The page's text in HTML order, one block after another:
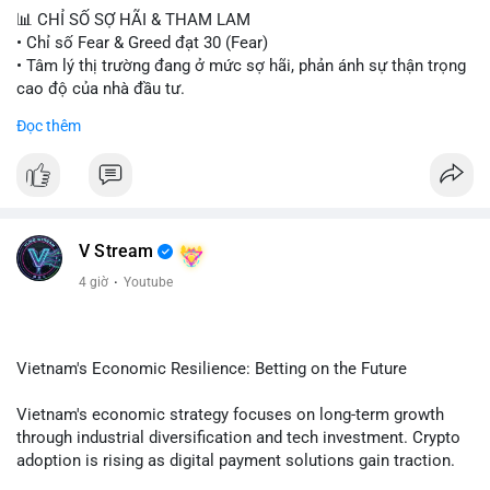
📊 CHỈ SỐ SỢ HÃI & THAM LAM
• Chỉ số Fear & Greed đạt 30 (Fear)
• Tâm lý thị trường đang ở mức sợ hãi, phản ánh sự thận trọng
cao độ của nhà đầu tư.
📈 XU HƯỚNG TÌM KIẾM & THẢO LUẬN
CASHCAT, CRO.
• Google Trends Việt Nam: Giá vàng thế giới, Giải bóng đá
Ngoại hạng Anh, Tin 24h, Trường đại học.
hơn nhiều so với kỳ vọng.
tháng 9; Thượng nghị sĩ Warren yêu cầu luật pháp không do
ngành crypto tự viết.
• Binance Square: Cộng đồng tập trung thảo luận về các lệnh
Đọc thêm
V Stream
4 giờ · Youtube
Vietnam's Economic Resilience: Betting on the Future
Vietnam's economic strategy focuses on long-term growth
through industrial diversification and tech investment. Crypto
adoption is rising as digital payment solutions gain traction.